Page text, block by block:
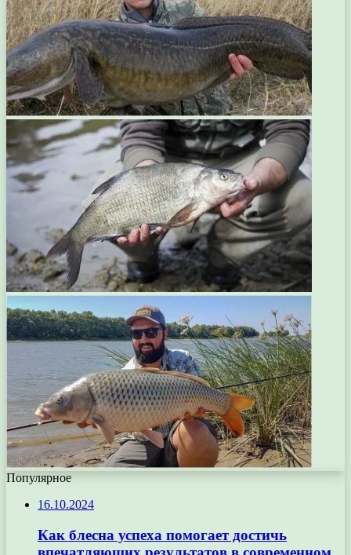
Популярное
16.10.2024
Как блесна успеха помогает достичь